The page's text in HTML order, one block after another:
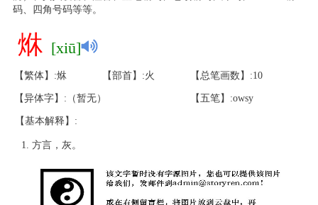
码、四角号码等等。
烌 [xiū]
【繁体】:烌 【部首】:火 【总笔画数】:10
【异体字】:（暂无） 【五笔】:owsy
【基本解释】:
方言，灰。